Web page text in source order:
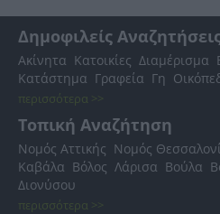
Δημοφιλείς
Ακίνητα Κατοικίες Διαμέρισμα
Κατάστημα Γραφεία Γη
περισσότερα >>
Τοπική Αναζήτηση
Νομός Αττικής Νομός
Καβάλα Βόλος Λάρισα Βούλα
Διονύσου
περισσότερα >>